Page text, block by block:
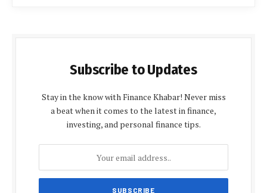
Subscribe to Updates
Stay in the know with Finance Khabar! Never miss
a beat when it comes to the latest in finance,
investing, and personal finance tips.